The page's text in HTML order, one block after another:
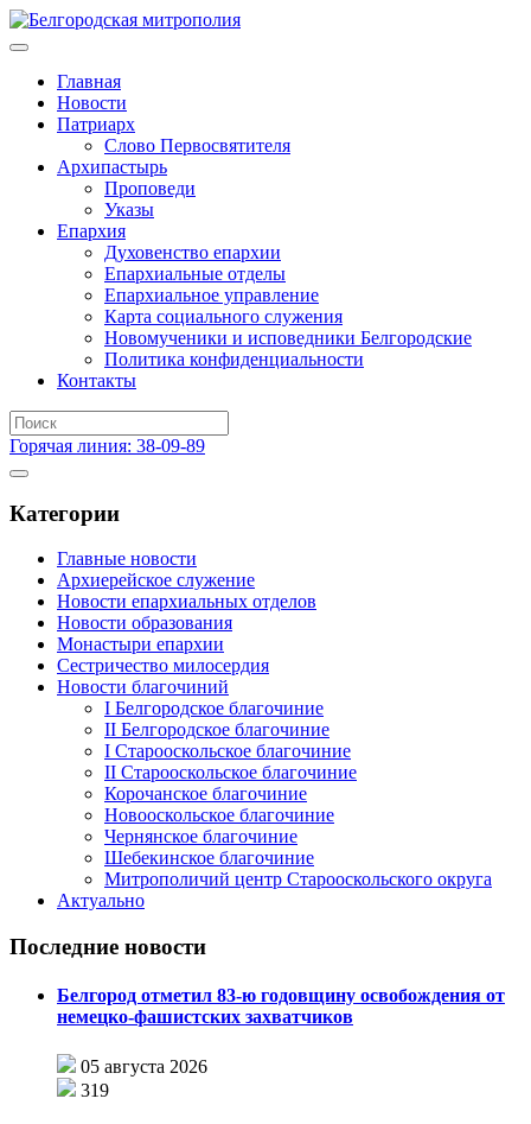
Главная
Новости
Патриарх
Слово Первосвятителя
Архипастырь
Проповеди
Указы
Епархия
Духовенство епархии
Епархиальные отделы
Епархиальное управление
Карта социального служения
Новомученики и исповедники Белгородские
Политика конфиденциальности
Контакты
Горячая линия: 38-09-89
Категории
Главные новости
Архиерейское служение
Новости епархиальных отделов
Новости образования
Монастыри епархии
Сестричество милосердия
Новости благочиний
I Белгородское благочиние
II Белгородское благочиние
I Старооскольское благочиние
II Старооскольское благочиние
Корочанское благочиние
Новооскольское благочиние
Чернянское благочиние
Шебекинское благочиние
Митрополичий центр Старооскольского округа
Актуально
Последние новости
Белгород отметил 83-ю годовщину освобождения от
немецко-фашистских захватчиков
05 августа 2026
319